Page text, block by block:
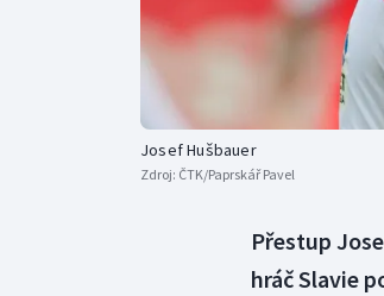
Josef Hušbauer
Zdroj: ČTK/Paprskář Pavel
Přestup
hráč Slavie